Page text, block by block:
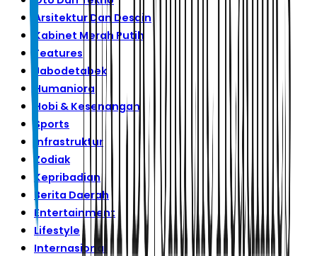
Arsitektur Dan Desain
Kabinet Merah Putih
Features
Jabodetabek
Humaniora
Hobi & Kesenangan
Sports
Infrastruktur
Zodiak
Kepribadian
Berita Daerah
Entertainment
Lifestyle
Internasional